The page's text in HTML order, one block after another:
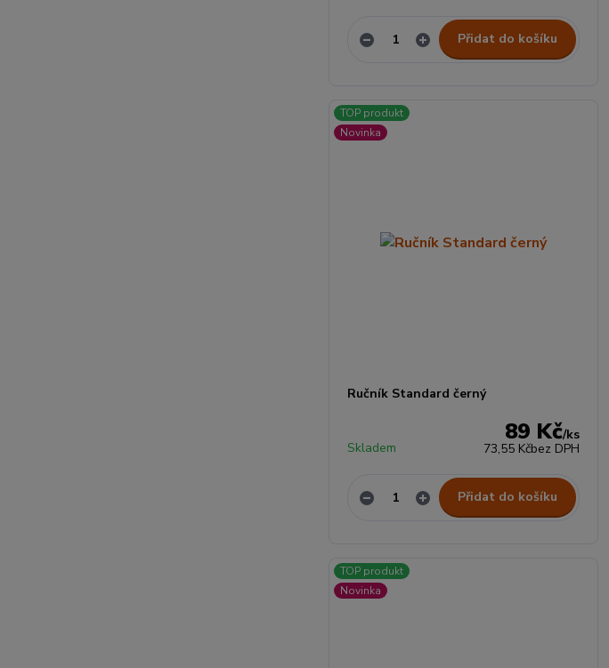
Přidat do košíku
TOP produkt
Novinka
Ručník Standard černý
89 Kč/ks
73,55 Kčbez DPH
Skladem
Přidat do košíku
TOP produkt
Novinka